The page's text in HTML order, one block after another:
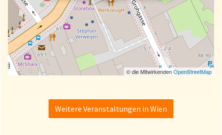
© die MitwirkendenOpenStreetMap
Weitere Veranstaltungen in Wien